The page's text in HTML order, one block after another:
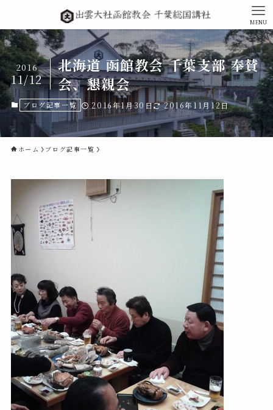
MENU
北海道 函館教会 千葉支部 奉賛
会、懇親会
2016
11/12
ブログ記事一覧 2016年1月30日 2016年11月12日
ホーム ブログ記事一覧